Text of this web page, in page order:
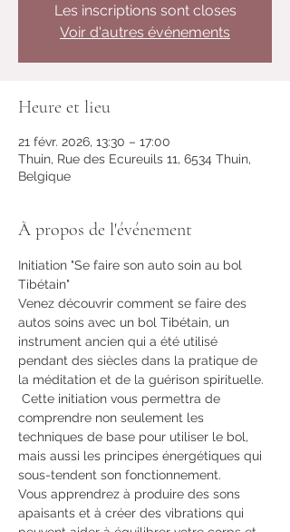
Les inscriptions sont closes
Voir d'autres événements
Heure et lieu
21 févr. 2026, 13:30 – 17:00
Thuin, Rue des Ecureuils 11, 6534 Thuin,
Belgique
À propos de l'événement
Initiation "Se faire son auto soin au bol
Tibétain"
Venez découvrir comment se faire des
autos soins avec un bol Tibétain, un
instrument ancien qui a été utilisé
pendant des siècles dans la pratique de
la méditation et de la guérison spirituelle.
comprendre non seulement les
techniques de base pour utiliser le bol,
mais aussi les principes énergétiques qui
sous-tendent son fonctionnement.
Vous apprendrez à produire des sons
apaisants et à créer des vibrations qui